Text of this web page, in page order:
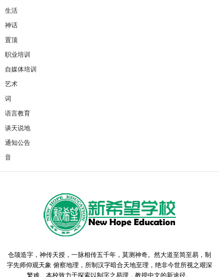
生活
神话
置顶
职业培训
自媒体培训
艺术
词
语言教育
谈天说地
通知公告
音
仓颉造字，神传天授，一脉相传五千年，莫测神奇。然大道至简至易，制
字先师仰观天象 俯察地理，所制汉字暗合天地至理，绝非今世所视之艰深
繁难。本校致力于探索以制字之易理，教授中文的新途径。